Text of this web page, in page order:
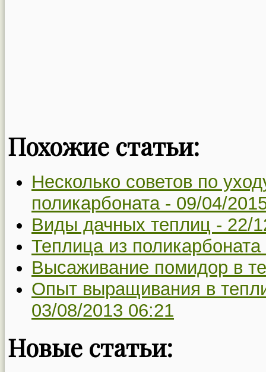
Похожие статьи:
Несколько советов по
поликарбоната - 09/04/
Виды дачных теплиц - 22/
Теплица из
Высаживание помидор в
Опыт выращивания в
03/08/2013 06:21
Новые статьи: